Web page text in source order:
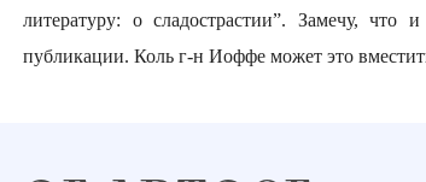
литературу: о сладострастии”. Замечу,
публикации. Коль г-н Иоффе может это